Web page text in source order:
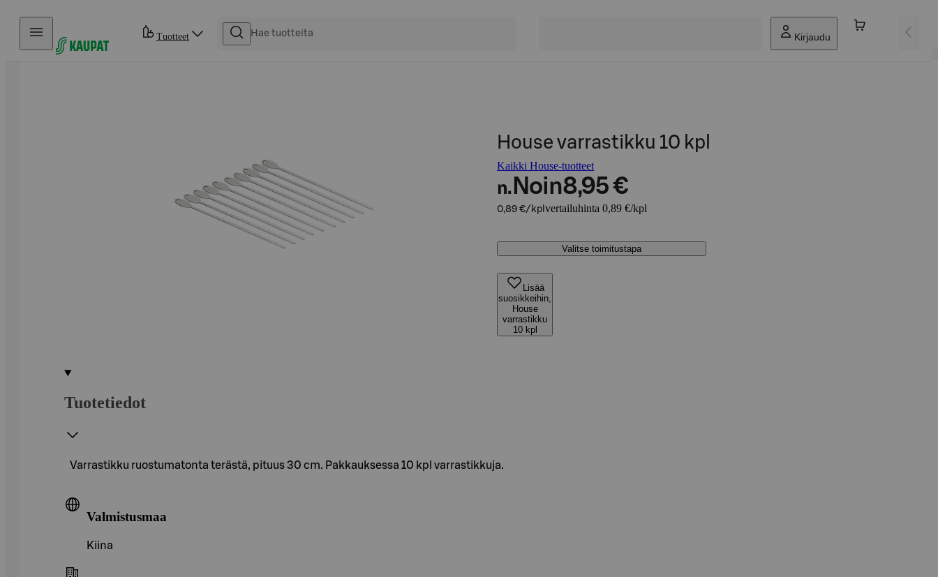
Hyppää sisältöön
Tuotteet Kirjaudu
House varrastikku 10 kpl
Kaikki House-tuotteet
n. Noin8,95 €
0,89 €/kpl vertailuhinta 0,89 €/kpl
Valitse toimitustapa
Lisää
suosikkeihin,
House
varrastikku
10 kpl
Tuotetiedot
Varrastikku ruostumatonta terästä, pituus 30 cm. Pakkauksessa 10 kpl varrastikkuja.
Valmistusmaa
Kiina